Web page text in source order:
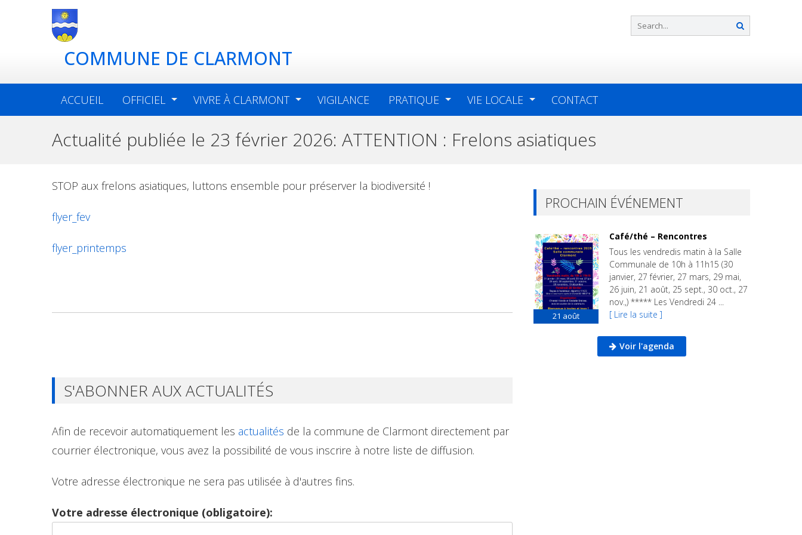
COMMUNE DE CLARMONT
ACCUEIL OFFICIEL VIVRE À CLARMONT VIGILANCE PRATIQUE VIE LOCALE CONTACT
Actualité publiée le 23 février 2026: ATTENTION : Frelons asiatiques
STOP aux frelons asiatiques, luttons ensemble pour préserver la biodiversité !
flyer_fev
flyer_printemps
PROCHAIN ÉVÉNEMENT
21 août
Café/thé – Rencontres
Tous les vendredis matin à la Salle
Communale de 10h à 11h15 (30
janvier, 27 février, 27 mars, 29 mai,
26 juin, 21 août, 25 sept., 30 oct., 27
nov.,) ***** Les Vendredi 24 ...
[ Lire la suite ]
Voir l'agenda
S'ABONNER AUX ACTUALITÉS
Afin de recevoir automatiquement les actualités de la commune de Clarmont directement par
courrier électronique, vous avez la possibilité de vous inscrire à notre liste de diffusion.
Votre adresse électronique ne sera pas utilisée à d'autres fins.
Votre adresse électronique (obligatoire):